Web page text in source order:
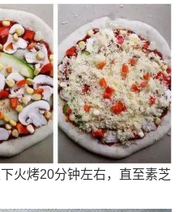
火烤20分钟左右，直至素芝